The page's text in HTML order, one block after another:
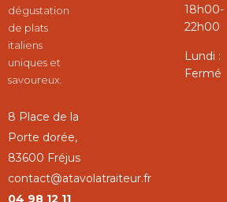
dégustation
de plats
italiens
uniques et
savoureux.
8 Place de la
Porte dorée,
83600 Fréjus
contact@atavolatraiteur.fr
04 98 12 11
18h00-
22h00
Lundi :
Fermé